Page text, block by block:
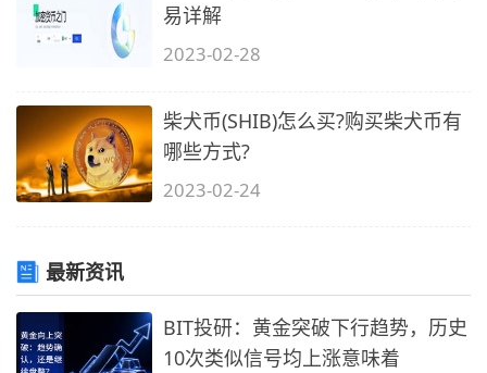
易详解
2023-02-28
柴犬币(SHIB)怎么买?购买柴犬币有
哪些方式?
2023-02-24
最新资讯
BIT投研：黄金突破下行趋势，历史
10次类似信号均上涨意味着